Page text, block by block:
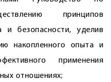
принципов
безопасности, уделив
накопленного опыта и
применения
отношениях;